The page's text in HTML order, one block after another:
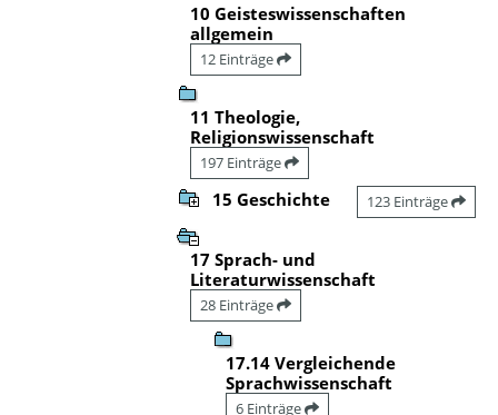
10 Geisteswissenschaften
allgemein
12 Einträge
11 Theologie,
Religionswissenschaft
197 Einträge
15 Geschichte 123 Einträge
17 Sprach- und
Literaturwissenschaft
28 Einträge
17.14 Vergleichende
Sprachwissenschaft
6 Einträge